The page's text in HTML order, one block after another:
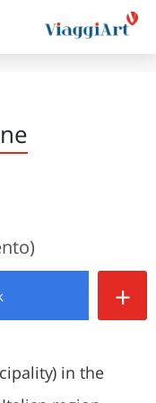
+
in the